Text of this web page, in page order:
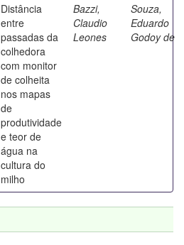
Distância
entre
passadas da
colhedora
com monitor
de colheita
nos mapas
de
produtividade
e teor de
água na
cultura do
milho
Bazzi,
Claudio
Leones
Souza,
Eduardo
Godoy de